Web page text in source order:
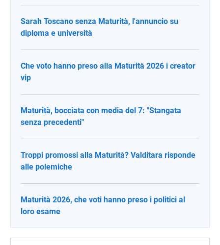
Sarah Toscano senza Maturità, l'annuncio su
diploma e università
Che voto hanno preso alla Maturità 2026 i creator
vip
Maturità, bocciata con media del 7: "Stangata
senza precedenti"
Troppi promossi alla Maturità? Valditara risponde
alle polemiche
Maturità 2026, che voti hanno preso i politici al
loro esame